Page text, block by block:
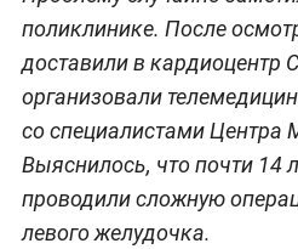
поликлинике. После
доставили в кардиоцентр
организовали
со специалистами Центра
Выяснилось, что почти 14
проводили сложную
левого желудочка.